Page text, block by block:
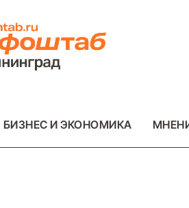
БИЗНЕС И ЭКОНОМИКА